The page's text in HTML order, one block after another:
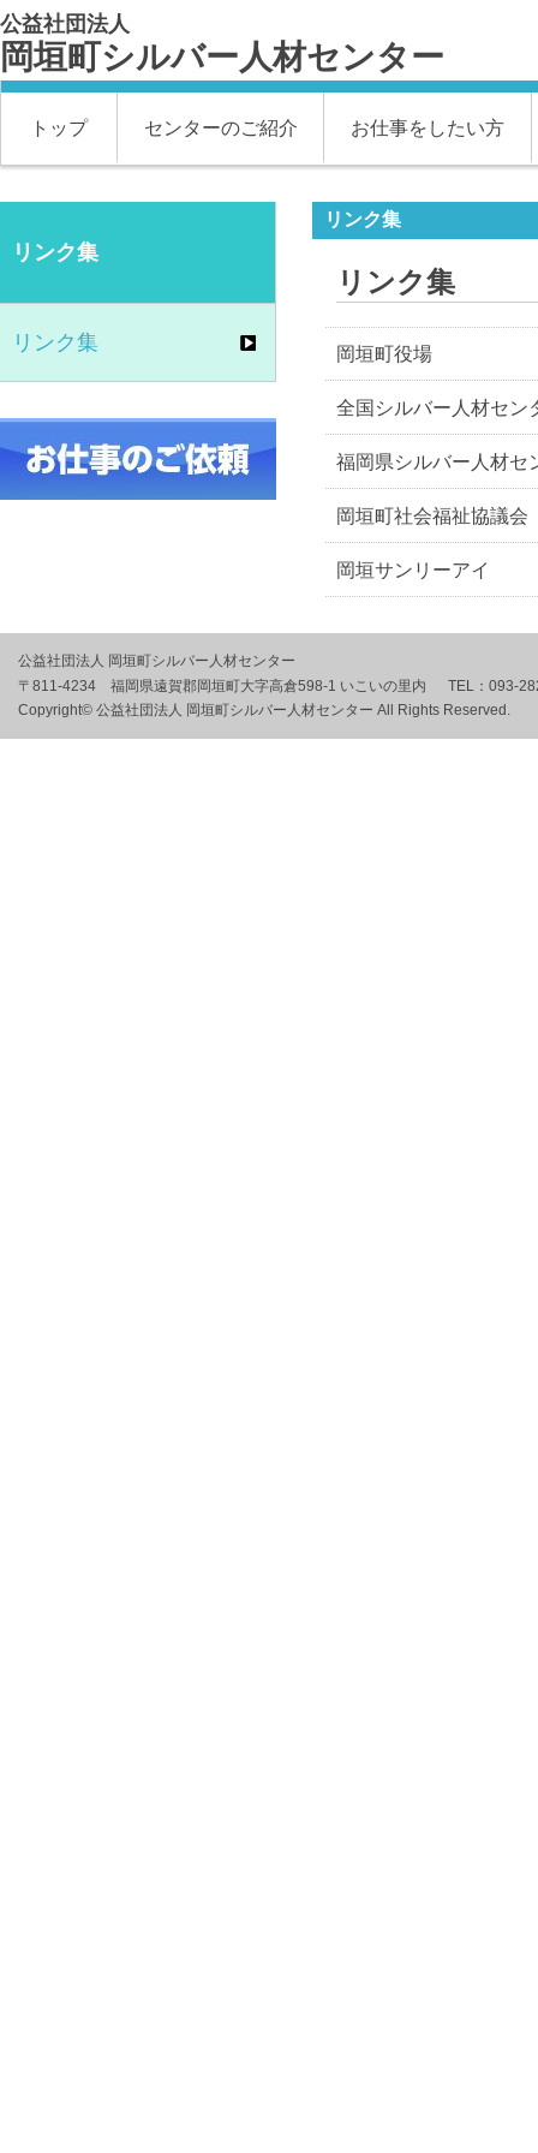
公益社団法人
岡垣町シルバー人材センター
トップ センターのご紹介 お仕事をしたい方
リンク集
リンク集
岡垣町役場
全国シルバー人材セン
福岡県シルバー人材セ
岡垣町社会福祉協議会
岡垣サンリーアイ
リンク集
リンク集
公益社団法人 岡垣町シルバー人材センター
〒811-4234 福岡県遠賀郡岡垣町大字高倉598-1 いこいの里内
TEL： 093-
Copyright© 公益社団法人 岡垣町シルバー人材センター All Rights Reserved.